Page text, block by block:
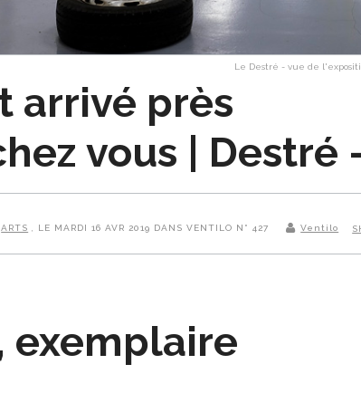
Le Destré - vue de
arrivé près
vous | Destré
ARTS , LE MARDI 16 AVR 2019 DANS VENTILO N° 427 Ventilo
exemplaire